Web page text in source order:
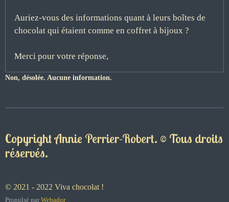
Auriez-vous des informations quant à leurs boîtes de
chocolat qui étaient comme en coffret à bijoux ?
Merci pour votre réponse,
Non, désolée. Aucune information.
Copyright Annie Perrier-Robert. © Tous droits
réservés.
© 2021 - 2022 Viva chocolat !
Propulsé parWebador